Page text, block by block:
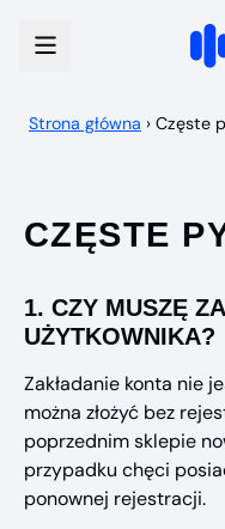
Strona główna › Częste
CZĘSTE
1. CZY MUSZĘ
UŻYTKOWNIKA?
Zakładanie konta nie
można złożyć bez
poprzednim sklepie
przypadku chęci
ponownej rejestracji.